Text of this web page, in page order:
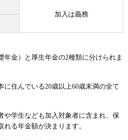
加入は義務
年金）と厚生年金の2種類に分けられま
に住んでいる20歳以上60歳未満の全て
や学生なども加入対象者に含まれ、保
る年金額が決まります。